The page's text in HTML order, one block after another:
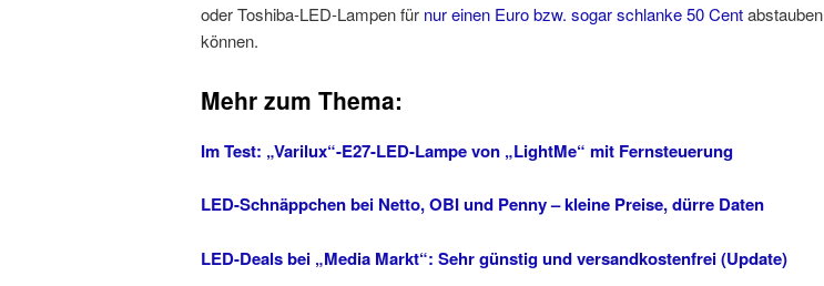
oder Toshiba-LED-Lampen für nur einen Euro bzw. sogar schlanke 50 Centabstauben
können.
Mehr zum Thema:
Im Test: „Varilux“-E27-LED-Lampe von „LightMe“ mit Fernsteuerung
LED-Schnäppchen bei Netto, OBI und Penny – kleine Preise, dürre Daten
LED-Deals bei „Media Markt“: Sehr günstig und versandkostenfrei (Update)